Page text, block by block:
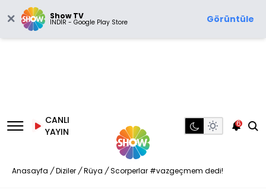
Show TV
İNDİR - Google Play Store Görüntüle
CANLI
YAYIN
6
Anasayfa / Diziler / Rüya / Scorperlar #vazgeçmem dedi!